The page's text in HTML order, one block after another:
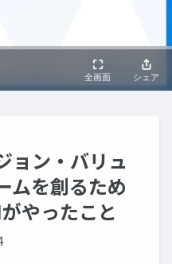
ョン‧バリュ
ムを創るため
やったこと